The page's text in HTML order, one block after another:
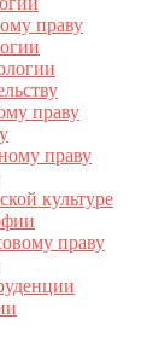
праву
праву
праву
культуре
праву